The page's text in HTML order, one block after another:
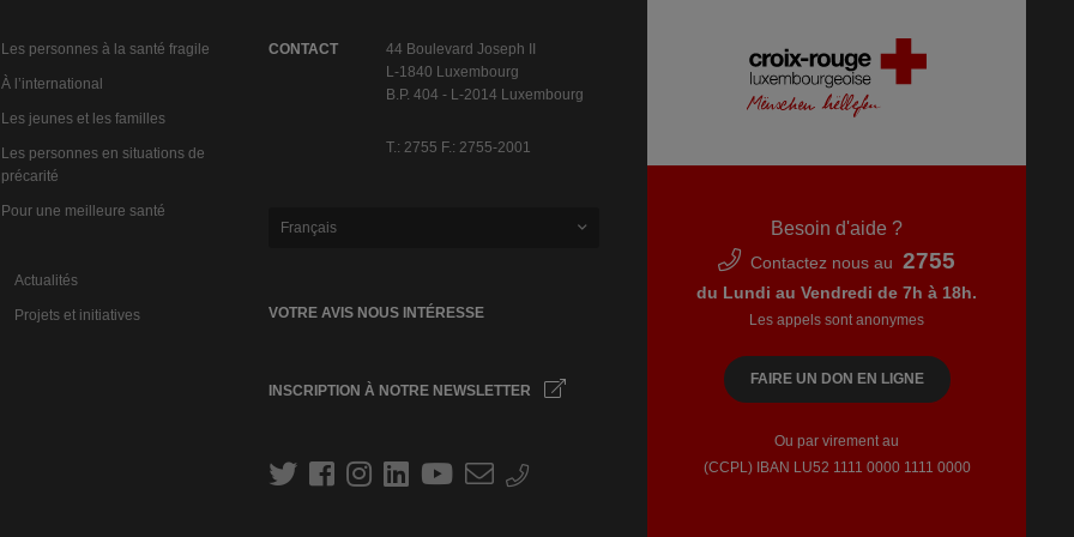
Les personnes à la santé fragile
À l’international
Les jeunes et les familles
Les personnes en situations de
précarité
Pour une meilleure santé
Actualités
Projets et initiatives
CONTACT
44 Boulevard Joseph II
L-1840 Luxembourg
B.P. 404 - L-2014 Luxembourg
T.: 2755 F.: 2755-2001
Français
VOTRE AVIS NOUS INTÉRESSE
INSCRIPTION À NOTRE NEWSLETTER
Besoin d'aide ?
Contactez nous au 2755
du Lundi au Vendredi de 7h à 18h.
Les appels sont anonymes
FAIRE UN DON EN LIGNE
Ou par virement au
(CCPL) IBAN LU52​ 1111​ 0000​ 1111​ 0000